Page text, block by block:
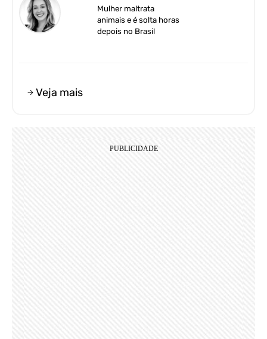
Mulher maltrata
animais e é solta horas
depois no Brasil
Veja mais